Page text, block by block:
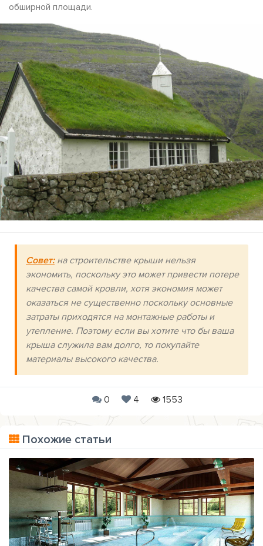
обширной площади.
Совет:на строительстве крыши нельзя
экономить, поскольку это может привести потере
качества самой кровли, хотя экономия может
оказаться не существенно поскольку основные
затраты приходятся на монтажные работы и
утепление. Поэтому если вы хотите что бы ваша
крыша служила вам долго, то покупайте
материалы высокого качества.
0 4 1553
Похожие статьи